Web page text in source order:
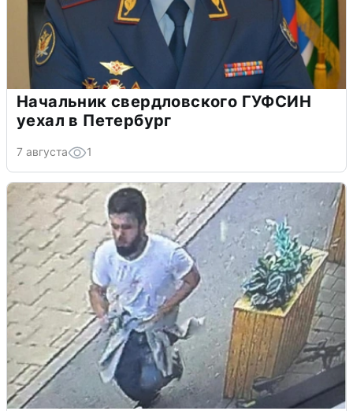
Начальник свердловского ГУФСИН
уехал в Петербург
7 августа 1